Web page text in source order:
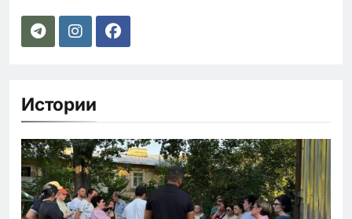
Истории